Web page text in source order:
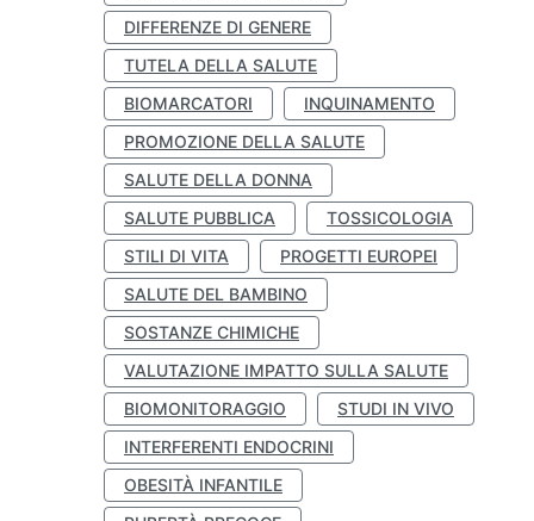
DIFFERENZE DI GENERE
TUTELA DELLA SALUTE
BIOMARCATORI
INQUINAMENTO
PROMOZIONE DELLA SALUTE
SALUTE DELLA DONNA
SALUTE PUBBLICA
TOSSICOLOGIA
STILI DI VITA
PROGETTI EUROPEI
SALUTE DEL BAMBINO
SOSTANZE CHIMICHE
VALUTAZIONE IMPATTO SULLA SALUTE
BIOMONITORAGGIO
STUDI IN VIVO
INTERFERENTI ENDOCRINI
OBESITÀ INFANTILE